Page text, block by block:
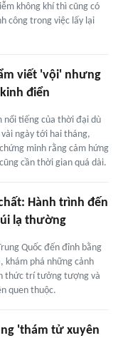
không khí thì cũng có
công trong việc lấy lại
viết 'vội' nhưng
điển
nổi tiếng của thời đại dù
ngày tới hai tháng,
minh rằng cảm hứng
cần thời gian quá dài.
Hành trình đến
lạ thường
Quốc đến đỉnh bằng
khám phá những cảnh
thức trí tưởng tượng và
quen thuộc.
'thám tử xuyên